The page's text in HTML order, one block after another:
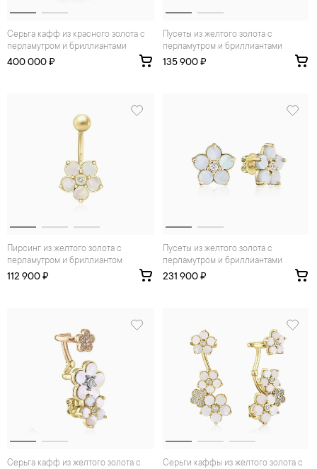
Серьга кафф из красного золота с
перламутром и бриллиантами
400 000 ₽
Пусеты из желтого золота с
перламутром и бриллиантами
135 900 ₽
Пирсинг из желтого золота с
перламутром и бриллиантом
112 900 ₽
Пусеты из желтого золота с
перламутром и бриллиантами
231 900 ₽
Серьга кафф из желтого золота с
Серьги каффы из желтого золота с